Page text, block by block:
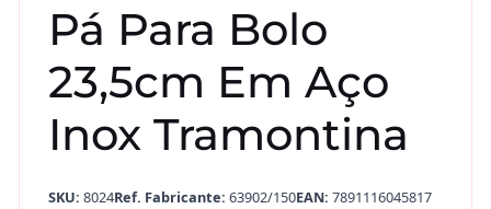
Pá Para Bolo
23,5cm Em Aço
Inox Tramontina
SKU: 8024Ref. Fabricante: 63902/150EAN: 7891116045817